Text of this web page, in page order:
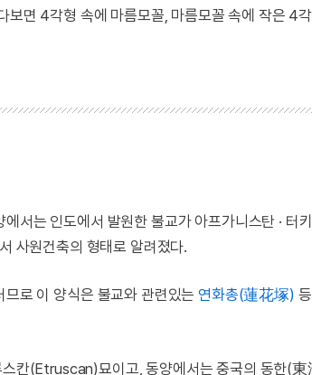
보면 4각형 속에 마름모꼴, 마름모꼴 속에 작은 4
서는 인도에서 발원한 불교가 아프가니스탄 · 터
사원건축의 형태로 알려졌다.
므로 이 양식은 불교와 관련있는연화총(蓮花塚)
칸(Etruscan)묘이고, 동양에서는 중국의 동한(